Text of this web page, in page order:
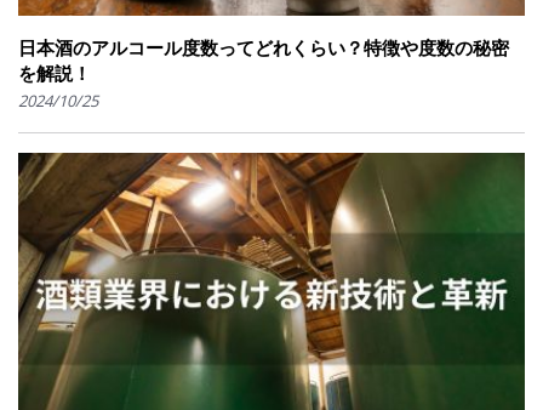
日本酒のアルコール度数ってどれくらい？特徴や度数の秘密
を解説！
2024/10/25